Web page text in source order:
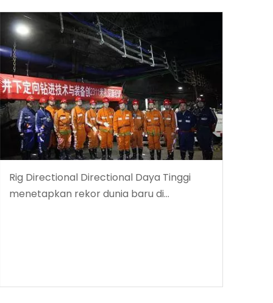
Rig Directional Directional Daya Tinggi
menetapkan rekor dunia baru di